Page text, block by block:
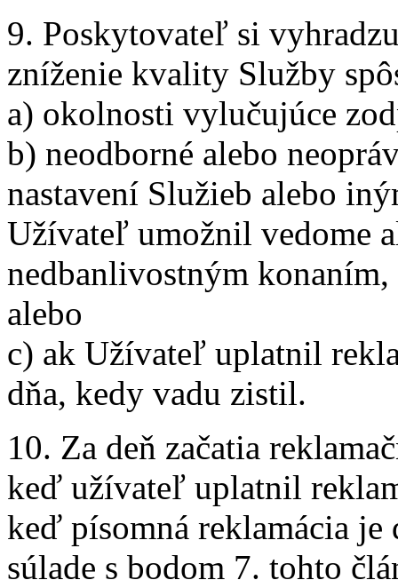
9. Poskytovateľ si
zníženie kvality Služby
a) okolnosti vylučujúce
b) neodborné alebo
nastavení Služieb alebo
Užívateľ umožnil vedome
nedbanlivostným konaním,
alebo
c) ak Užívateľ uplatnil
dňa, kedy vadu zistil.
10. Za deň začatia
keď užívateľ uplatnil
keď písomná reklamácia
súlade s bodom 7. tohto